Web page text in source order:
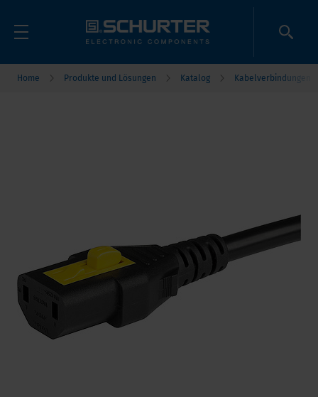
Home Produkte und Lösungen Katalog Kabelverbindungen